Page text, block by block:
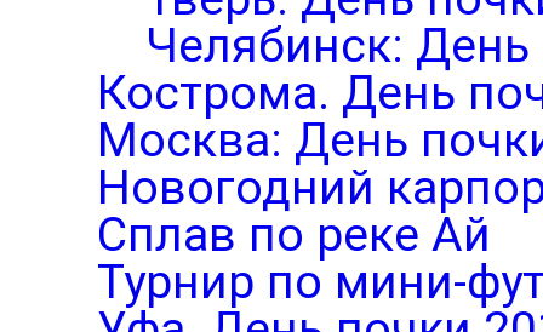
Челябинск:
Кострома. День
Москва: День
Новогодний
Сплав по реке Ай
Турнир по мини-